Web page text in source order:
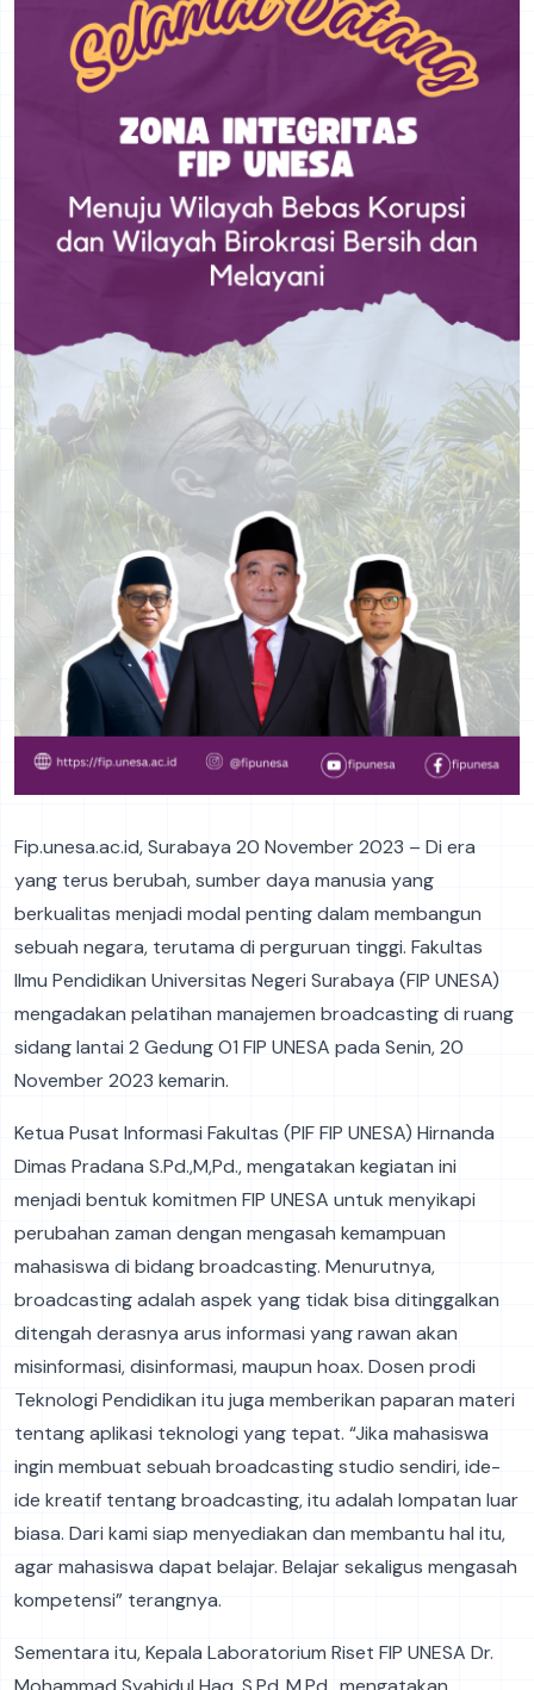
Fip.unesa.ac.id, Surabaya 20 November 2023 – Di era
yang terus berubah, sumber daya manusia yang
berkualitas menjadi modal penting dalam membangun
sebuah negara, terutama di perguruan tinggi. Fakultas
Ilmu Pendidikan Universitas Negeri Surabaya (FIP UNESA)
mengadakan pelatihan manajemen broadcasting di ruang
sidang lantai 2 Gedung O1 FIP UNESA pada Senin, 20
November 2023 kemarin.
Ketua Pusat Informasi Fakultas (PIF FIP UNESA) Hirnanda
Dimas Pradana S.Pd.,M,Pd., mengatakan kegiatan ini
menjadi bentuk komitmen FIP UNESA untuk menyikapi
perubahan zaman dengan mengasah kemampuan
mahasiswa di bidang broadcasting. Menurutnya,
broadcasting adalah aspek yang tidak bisa ditinggalkan
ditengah derasnya arus informasi yang rawan akan
misinformasi, disinformasi, maupun hoax. Dosen prodi
Teknologi Pendidikan itu juga memberikan paparan materi
tentang aplikasi teknologi yang tepat. “Jika mahasiswa
ingin membuat sebuah broadcasting studio sendiri, ide-
ide kreatif tentang broadcasting, itu adalah lompatan luar
biasa. Dari kami siap menyediakan dan membantu hal itu,
agar mahasiswa dapat belajar. Belajar sekaligus mengasah
kompetensi” terangnya.
Sementara itu, Kepala Laboratorium Riset FIP UNESA Dr.